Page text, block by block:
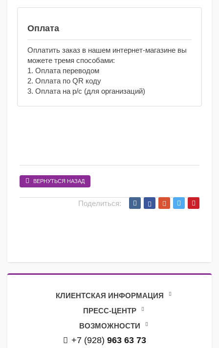
Оплата
Оплатить заказ в нашем интернет-магазине вы
можете тремя способами:
1. Оплата переводом
2. Оплата по QR коду
3. Оплата на р/с (для организаций)
ВЕРНУТЬСЯ НАЗАД
Поделиться:
КЛИЕНТСКАЯ ИНФОРМАЦИЯ
ПРЕСС-ЦЕНТР
ВОЗМОЖНОСТИ
+7 (928) 963 63 73